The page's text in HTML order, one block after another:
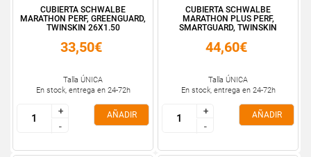
CUBIERTA SCHWALBE
MARATHON PERF, GREENGUARD,
TWINSKIN 26X1.50
33,50€
Talla ÚNICA
En stock, entrega en 24-72h
+
-
+
-
AÑADIR
CUBIERTA SCHWALBE
MARATHON PLUS PERF,
SMARTGUARD, TWINSKIN
44,60€
Talla ÚNICA
En stock, entrega en 24-72h
+
-
+
-
AÑADIR